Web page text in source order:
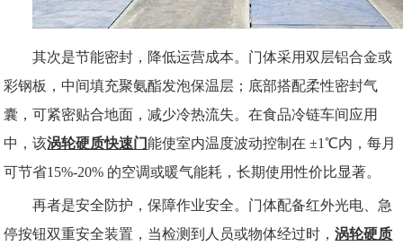
其次是节能密封，降低运营成本。门体采用双层铝合金或
彩钢板，中间填充聚氨酯发泡保温层；底部搭配柔性密封气
囊，可紧密贴合地面，减少冷热流失。在食品冷链车间应用
中，该涡轮硬质快速门能使室内温度波动控制在 ±1℃内，每月
可节省15%-20% 的空调或暖气能耗，长期使用性价比显著。​
再者是安全防护，保障作业安全。门体配备红外光电、急
停按钮双重安全装置，当检测到人员或物体经过时，涡轮硬质